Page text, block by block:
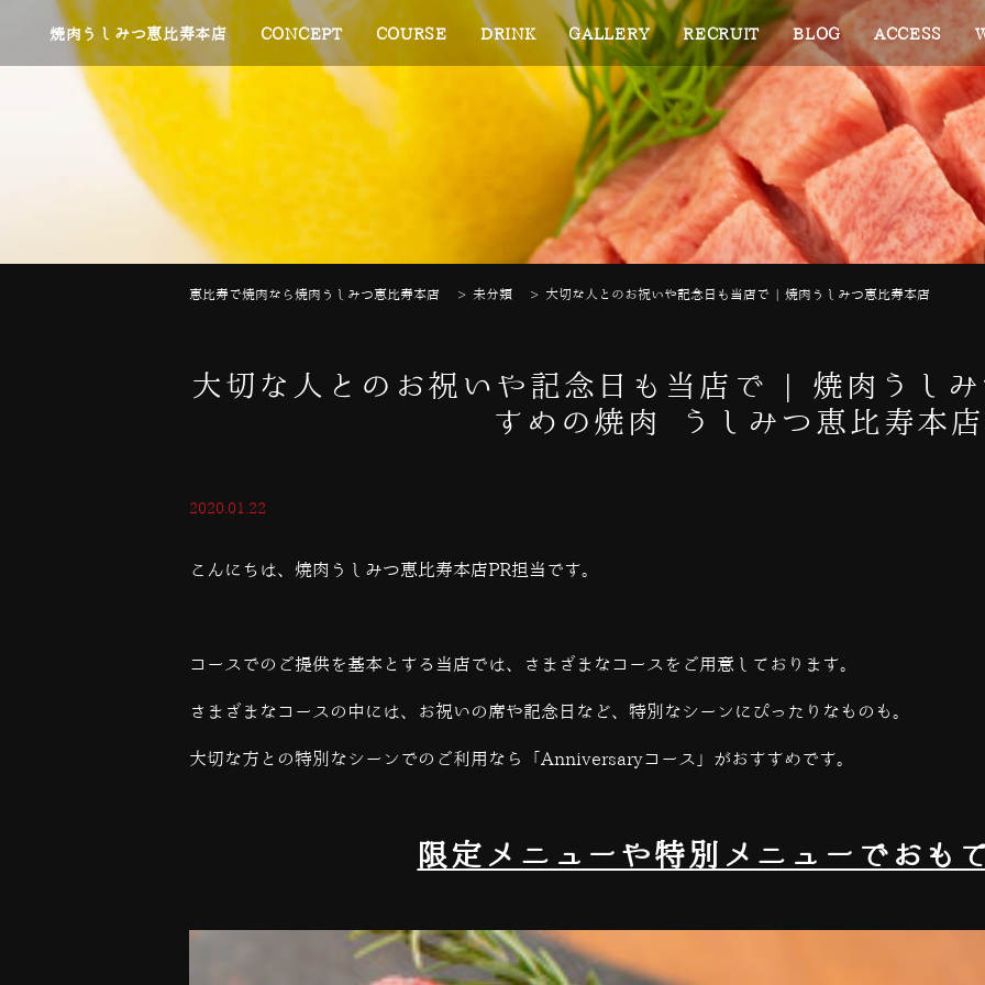
焼肉うしみつ恵比寿本店 CONCEPT COURSE DRINK GALLERY RECRUIT BLOG ACCESS
恵比寿で焼肉なら焼肉うしみつ恵比寿本店 > 未分類 > 大切な人とのお祝いや記念日も当店で | 焼肉うしみつ恵比寿本店
大切な人とのお祝いや記念日も当店で | 焼肉うし
すめの焼肉 うしみつ恵比寿本店
2020.01.22
こんにちは、焼肉うしみつ恵比寿本店PR担当です。
コースでのご提供を基本とする当店では、さまざまなコースをご用意しております。
さまざまなコースの中には、お祝いの席や記念日など、特別なシーンにぴったりなものも。
大切な方との特別なシーンでのご利用なら「 Anniversaryコース」がおすすめです。
限定メニューや特別メニューでおも